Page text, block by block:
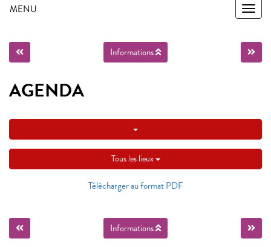
MENU
Informations
AGENDA
Tous les lieux
Télécharger au format PDF
Informations